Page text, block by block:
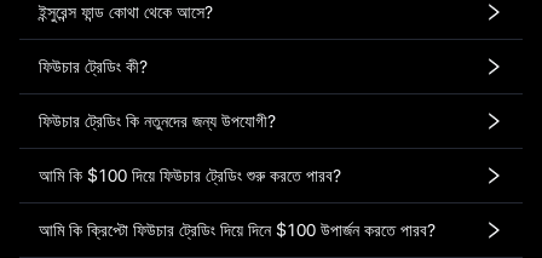
ইন্সুরেন্স ফান্ড কোথা থেকে আসে?
ফিউচার ট্রেডিং কী?
ফিউচার ট্রেডিং কি নতুনদের জন্য উপযোগী?
আমি কি $100 দিয়ে ফিউচার ট্রেডিং শুরু করতে পারব?
আমি কি ক্রিপ্টো ফিউচার ট্রেডিং দিয়ে দিনে $100 উপার্জন করতে পারব?